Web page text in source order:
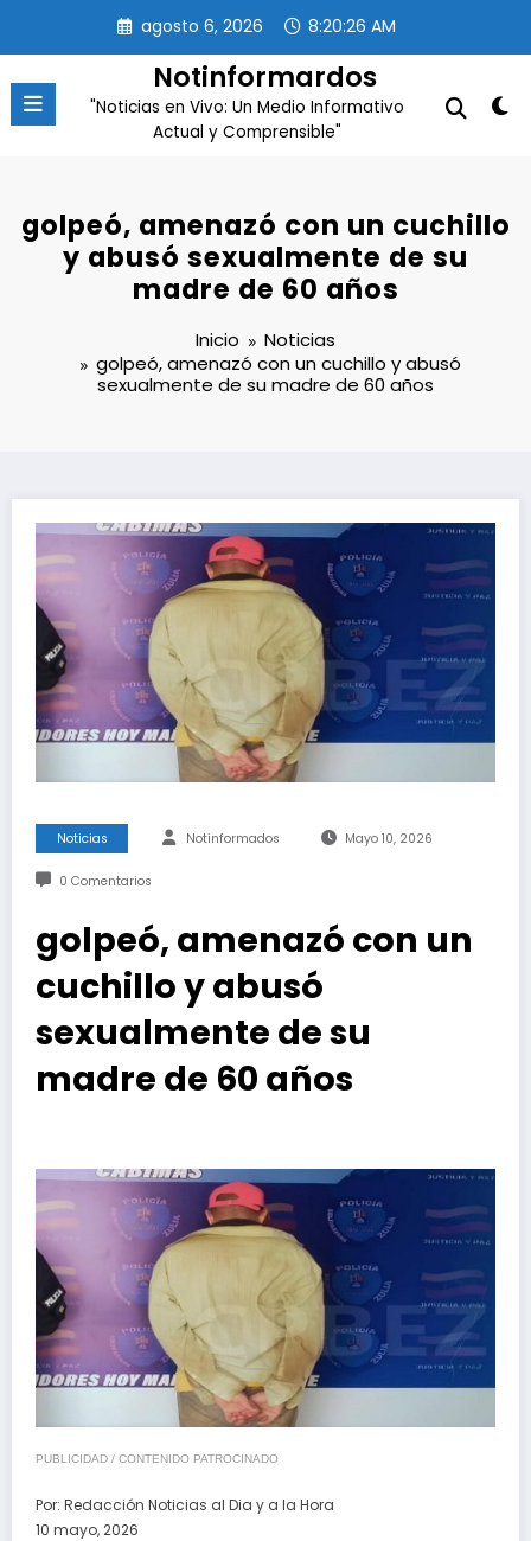
contenido
agosto 6, 2026 8:20:27 AM
Notinformardos
"Noticias en Vivo: Un Medio Informativo
Actual y Comprensible"
golpeó, amenazó con un cuchillo
y abusó sexualmente de su
madre de 60 años
Inicio
Noticias
golpeó, amenazó con un cuchillo y abusó
sexualmente de su madre de 60 años
Noticias Notinformados Mayo 10, 2026
0 Comentarios
golpeó, amenazó con un
cuchillo y abusó
sexualmente de su
madre de 60 años
PUBLICIDAD / CONTENIDO PATROCINADO
Por: Redacción Noticias al Dia y a la Hora
10 mayo, 2026